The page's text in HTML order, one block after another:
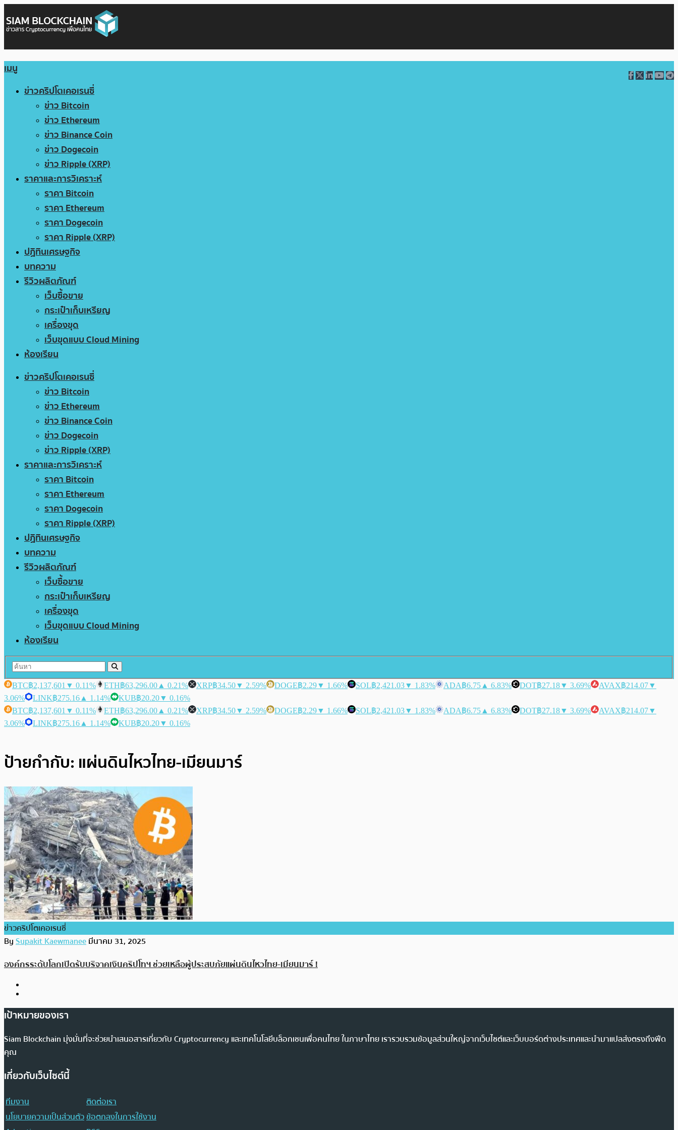
เมนู
ข่าวคริปโตเคอเรนซี่
ข่าว Bitcoin
ข่าว Ethereum
ข่าว Binance Coin
ข่าว Dogecoin
ข่าว Ripple (XRP)
ราคาและการวิเคราะห์
ราคา Bitcoin
ราคา Ethereum
ราคา Dogecoin
ราคา Ripple (XRP)
ปฏิทินเศรษฐกิจ
บทความ
รีวิวผลิตภัณฑ์
เว็บซื้อขาย
กระเป๋าเก็บเหรียญ
เครื่องขุด
เว็บขุดแบบ Cloud Mining
ห้องเรียน
ข่าวคริปโตเคอเรนซี่
ข่าว Bitcoin
ข่าว Ethereum
ข่าว Binance Coin
ข่าว Dogecoin
ข่าว Ripple (XRP)
ราคาและการวิเคราะห์
ราคา Bitcoin
ราคา Ethereum
ราคา Dogecoin
ราคา Ripple (XRP)
ปฏิทินเศรษฐกิจ
บทความ
รีวิวผลิตภัณฑ์
เว็บซื้อขาย
กระเป๋าเก็บเหรียญ
เครื่องขุด
เว็บขุดแบบ Cloud Mining
ห้องเรียน
BTC฿2,137,601 ▼ 0.11% ETH฿63,296.00 ▲ 0.21% XRP฿34.50▼ 2.59% DOGE฿2.29▼ 1.66% SOL฿2,421.03▼ 1.83% ADA฿6.75 ▲ 6.83% DOT฿27.18▼ 3.69% AVAX฿214.07▼
3.06%
LINK฿275.16 ▲ 1.14% KUB฿20.20▼ 0.16%
BTC฿2,137,601 ▼ 0.11% ETH฿63,296.00 ▲ 0.21% XRP฿34.50▼ 2.59% DOGE฿2.29▼ 1.66% SOL฿2,421.03▼ 1.83% ADA฿6.75 ▲ 6.83% DOT฿27.18▼ 3.69% AVAX฿214.07▼
3.06%
LINK฿275.16 ▲ 1.14% KUB฿20.20▼ 0.16%
ป้ายกำกับ: แผ่นดินไหวไทย-เมียนมาร์
ข่าวคริปโตเคอเรนซี่
BySupakit Kaewmaneeมีนาคม 31, 2025
องค์กรระดับโลกเปิดรับบริจาคเงินคริปโทฯ ช่วยเหลือผู้ประสบภัยแผ่นดินไหวไทย-เมียนมาร์ !
เป้าหมายของเรา
Siam Blockchain มุ่งมั่นที่จะช่วยนำเสนอสารเกี่ยวกับ Cryptocurrency และเทคโนโลยีบล็อกเชนเพื่อคนไทย ในภาษาไทย เรารวบรวมข้อมูลส่วนใหญ่จากเว็บไซต์และเว็บบอร์ดต่างประเทศและนำมาแปลส่งตรงถึงฟีด
คุณ
เกี่ยวกับเว็บไซต์นี้
ทีมงาน
ติดต่อเรา
นโยบายความเป็นส่วนตัวข้อตกลงในการใช้งาน